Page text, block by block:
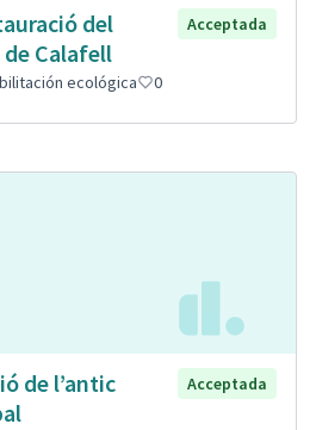
del
Calafell
Acceptada
ecológica 0
de l’antic
Acceptada